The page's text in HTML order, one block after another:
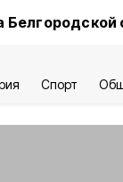
Белгородской
Спорт